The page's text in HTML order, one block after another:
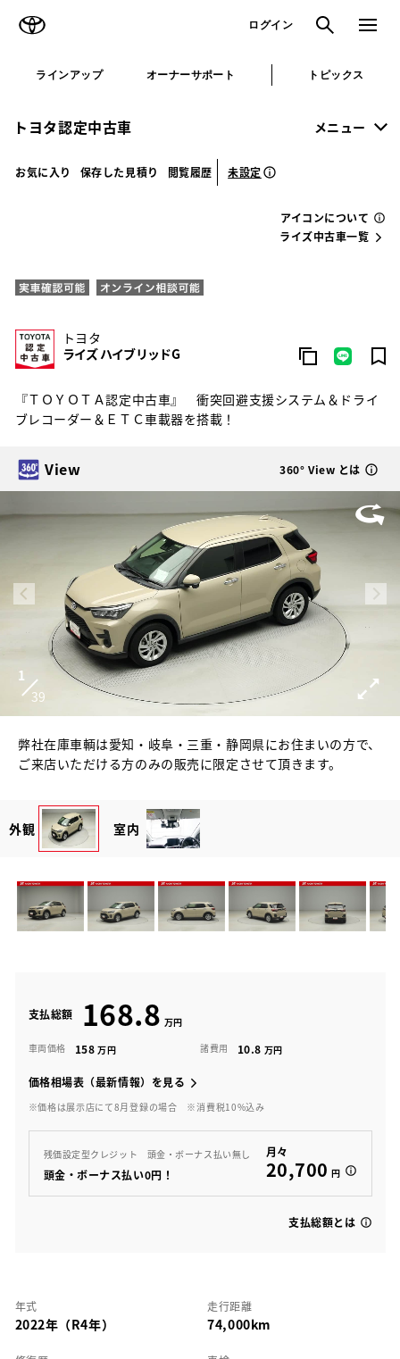
ログイン 検索 メニュ
ラインアップ オーナーサポート トピックス
トヨタ認定中古車 メニュー
お気に入り 保存した見積り 閲覧履歴 未設定
アイコンについて
ライズ中古車一覧
トヨタ
ライズ ハイブリッドG
『ＴＯＹＯＴＡ認定中古車』 衝突回避支援システム＆ドライ
ブレコーダー＆ＥＴＣ車載器を搭載！
View 360° View とは
1
39
弊社在庫車輌は愛知・岐阜・三重・静岡県にお住まいの方で、
ご来店いただける方のみの販売に限定させて頂きます。
外観 室内
支払総額 168.8
車両価格 158 諸費用 10.8
価格相場表（最新情報）を見る
※価格は展示店にて8月登録の場合 ※消費税10%込み
残価設定型クレジット 頭金・ボーナス払い無し
頭金・ボーナス払い0円！
月々
20,700 円
支払総額とは
年式
2022年（R4年）
走行距離
74,000km